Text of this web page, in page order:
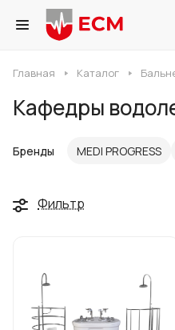
Главная Каталог
Кафедры
Бренды MEDI PROGRESS
Фильтр